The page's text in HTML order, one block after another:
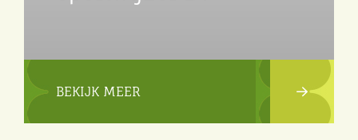
BEKIJK MEER